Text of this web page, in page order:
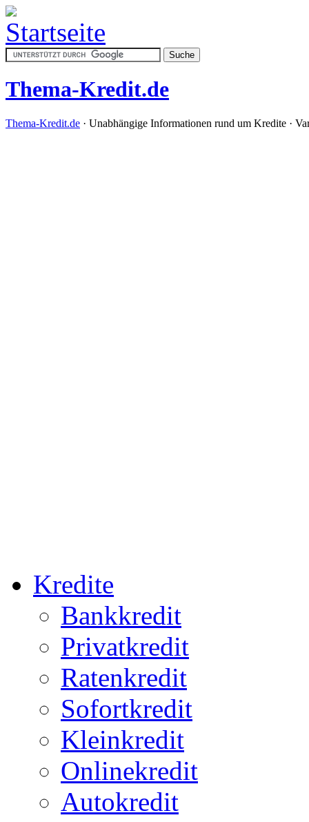
Thema-Kredit.de
Thema-Kredit.de · Unabhängige Informationen rund um Kredite ·
Kredite
Bankkredit
Privatkredit
Ratenkredit
Sofortkredit
Kleinkredit
Onlinekredit
Autokredit